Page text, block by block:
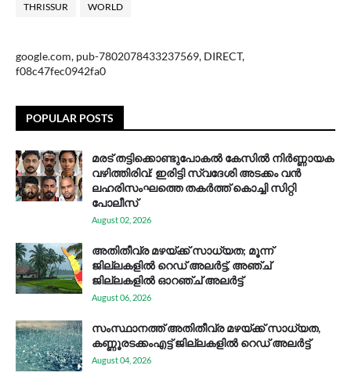
THRISSUR WORLD
google.com, pub-7802078433237569, DIRECT,
f08c47fec0942fa0
POPULAR POSTS
മരട് തട്ടിക്കൊണ്ടുപോകൽ കേസിൽ നിർണ്ണായക
വഴിത്തിരിവ്: ഇരിട്ടി സ്വദേശി അടക്കം വൻ
ലഹരിസംഘത്തെ തകർത്ത് കൊച്ചി സിറ്റി
പോലീസ്
August 02, 2026
അതിതീവ്ര മഴയ്ക്ക് സാധ്യത; മൂന്ന്
ജില്ലകളിൽ റെഡ് അലർട്ട്, അഞ്ച്
ജില്ലകളിൽ ഓറഞ്ച് അലർട്ട്
August 06, 2026
സം​സ്ഥാ​ന​ത്ത് അ​തി​തീ​വ്ര മ​ഴ​യ്ക്ക് സാ​ധ്യ​ത,
കണ്ണൂരടക്കംഎ​ട്ട് ജി​ല്ല​ക​ളി​ൽ റെ​ഡ് അ​ലർ​ട്ട്
August 04, 2026